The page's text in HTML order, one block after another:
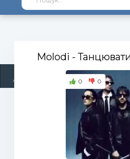
Жанри Топ 100
Molodi -
0 0